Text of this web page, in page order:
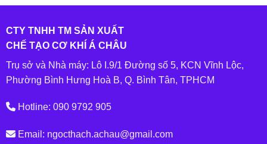
CTY TNHH TM SẢN XUẤT
CHẾ TẠO CƠ KHÍ Á CHÂU
Trụ sở và Nhà máy: Lô I.9/1 Đường số 5, KCN Vĩnh Lộc,
Phường Bình Hưng Hoà B, Q. Bình Tân, TPHCM
Hotline: 090 9792 905
Email: ngocthach.achau@gmail.com